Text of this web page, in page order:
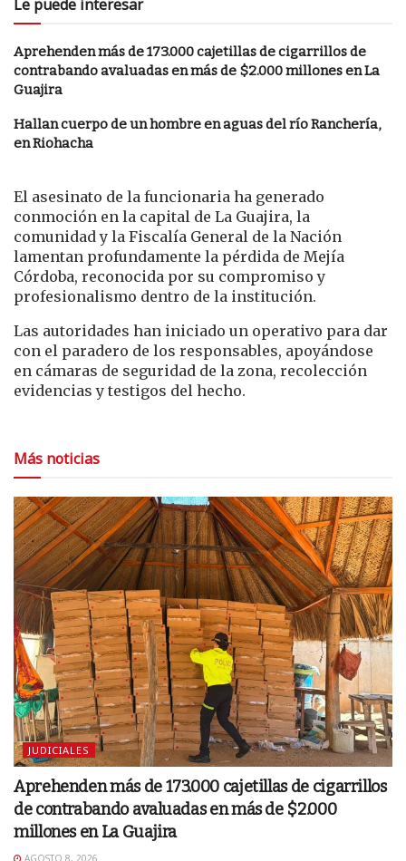
Le puede interesar
Aprehenden más de 173.000 cajetillas de cigarrillos de
contrabando avaluadas en más de $2.000 millones en La
Guajira
Hallan cuerpo de un hombre en aguas del río Ranchería,
en Riohacha
El asesinato de la funcionaria ha generado
conmoción en la capital de La Guajira, la
comunidad y la Fiscalía General de la Nación
lamentan profundamente la pérdida de Mejía
Córdoba, reconocida por su compromiso y
profesionalismo dentro de la institución.
Las autoridades han iniciado un operativo para dar
con el paradero de los responsables, apoyándose
en cámaras de seguridad de la zona, recolección
evidencias y testigos del hecho.
Más noticias
JUDICIALES
Aprehenden más de 173.000 cajetillas de cigarrillos
de contrabando avaluadas en más de $2.000
millones en La Guajira